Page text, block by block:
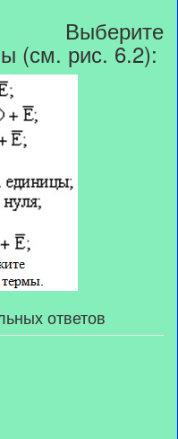
(см. рис. 6.2):
ответов